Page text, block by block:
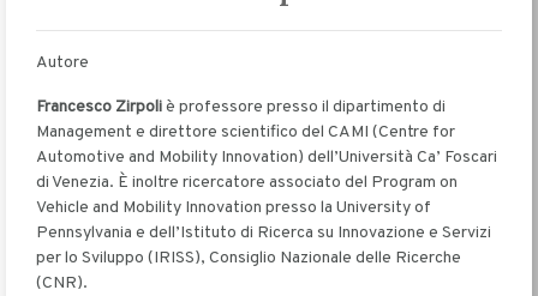
Autore
Francesco Zirpoliè professore presso il dipartimento di
Management e direttore scientifico del CAMI (Centre for
Automotive and Mobility Innovation) dell’Università Ca’ Foscari
di Venezia. È inoltre ricercatore associato del Program on
Vehicle and Mobility Innovation presso la University of
Pennsylvania e dell’Istituto di Ricerca su Innovazione e Servizi
per lo Sviluppo (IRISS), Consiglio Nazionale delle Ricerche
(CNR).